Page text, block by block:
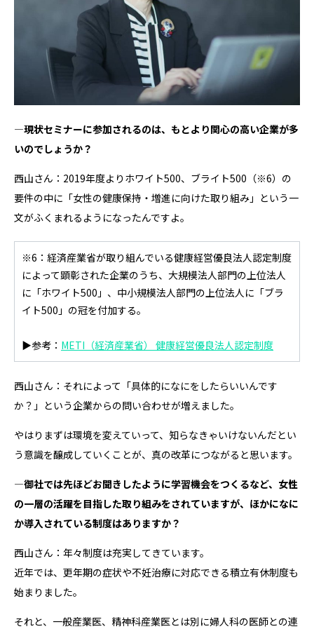
―現状セミナーに参加されるのは、もとより関心の高い企業が多
いのでしょうか？
西山さん：2019年度よりホワイト500、ブライト500 （※6） の
要件の中に「女性の健康保持・増進に向けた取り組み」という一
文がふくまれるようになったんですよ。
※6：経済産業省が取り組んでいる健康経営優良法人認定制度
によって顕彰された企業のうち、大規模法人部門の上位法人
に「ホワイト500」、中小規模法人部門の上位法人に「ブラ
イト500」の冠を付加する。
▶参考： METI（経済産業省） 健康経営優良法人認定制度
西山さん：それによって「具体的になにをしたらいいんです
か？」という企業からの問い合わせが増えました。
やはりまずは環境を変えていって、知らなきゃいけないんだとい
う意識を醸成していくことが、真の改革につながると思います。
―御社では先ほどお聞きしたように学習機会をつくるなど、女性
の一層の活躍を目指した取り組みをされていますが、ほかになに
か導入されている制度はありますか？
西山さん：年々制度は充実してきています。
近年では、更年期の症状や不妊治療に対応できる積立有休制度も
始まりました。
それと、一般産業医、精神科産業医とは別に婦人科の医師との連